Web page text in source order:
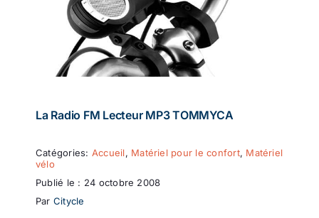
La Radio FM Lecteur MP3 TOMMYCA
Catégories: Accueil, Matériel pour le confort, Matériel
vélo
Publié le : 24 octobre 2008
Par Citycle